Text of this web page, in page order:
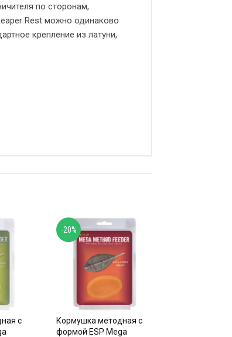
по сторонам,
Rest можно одинаково
крепление из латуни,
с
Кормушка методная с
формой ESP Mega
-20%